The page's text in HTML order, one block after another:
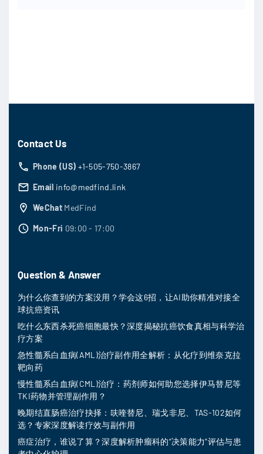
Contact Us
Phone (US) +1-505-750-3867
Email info@medfind.link
WeChat MedFind
Mon-Fri 09:00 - 17:00
Question & Answer
为什么你查到的方案没用？学会这6招，让AI助你精准对接全
球抗癌资讯
吃什么东西杀死癌细胞最快？深度揭秘抗癌饮食真相与科学治
疗方案
急性髓系白血病(AML)治疗副作用全解析：从化疗到维奈克拉
靶向药
慢性髓系白血病(CML)治疗：药剂师如何助您选择伊马替尼等
TKI药物并管理副作用？
晚期结直肠癌治疗抉择：呋喹替尼、瑞戈非尼、TAS-102如何
选？专家深度解读疗效与副作用
癌症治疗，谁说了算？深度解析肿瘤科的“决策能力”评估与患